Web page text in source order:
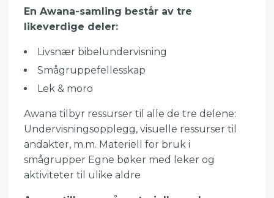
En Awana-samling består av tre
likeverdige deler:
Livsnær bibelundervisning
Smågruppefellesskap
Lek & moro
Awana tilbyr ressurser til alle de tre delene:
Undervisningsopplegg, visuelle ressurser til
andakter, m.m. Materiell for bruk i
smågrupper Egne bøker med leker og
aktiviteter til ulike aldre